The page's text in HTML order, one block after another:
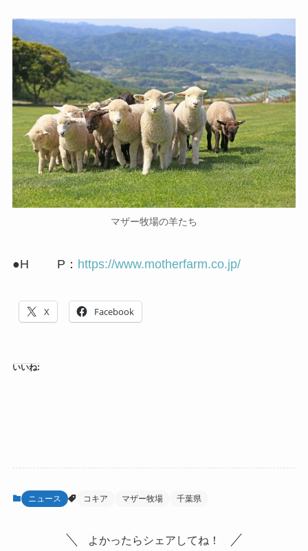
マザー牧場の羊たち
●H P： https://www.motherfarm.co.jp/
X Facebook
いいね:
ニュース コキア マザー牧場 千葉県
よかったらシェアしてね！